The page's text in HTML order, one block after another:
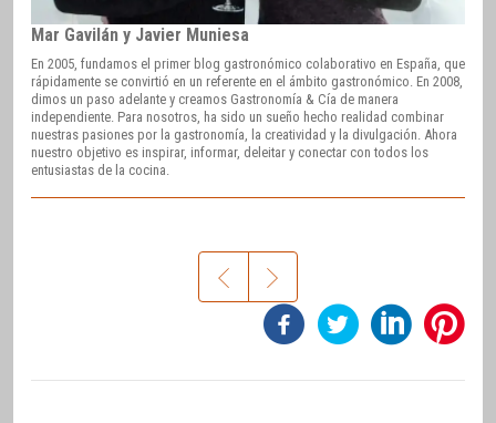
Mar Gavilán y Javier Muniesa
En 2005, fundamos el primer blog gastronómico colaborativo en España, que
rápidamente se convirtió en un referente en el ámbito gastronómico. En 2008,
dimos un paso adelante y creamos Gastronomía & Cía de manera
independiente. Para nosotros, ha sido un sueño hecho realidad combinar
nuestras pasiones por la gastronomía, la creatividad y la divulgación. Ahora
nuestro objetivo es inspirar, informar, deleitar y conectar con todos los
entusiastas de la cocina.